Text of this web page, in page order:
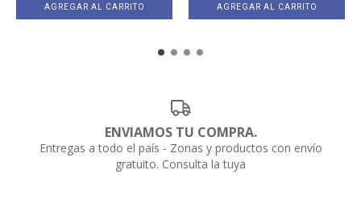
AGREGAR AL CARRITO AGREGAR AL CARRITO
ENVIAMOS TU COMPRA.
Entregas a todo el país - Zonas y productos con envío
gratuito. Consulta la tuya